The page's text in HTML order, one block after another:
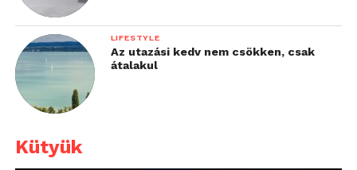
LIFESTYLE
Az utazási kedv nem csökken, csak
átalakul
Kütyük